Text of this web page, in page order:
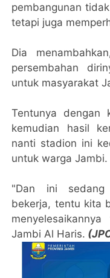
pembangunan
tetapi juga
Dia
persembahan
untuk masyarakat
Tentunya dengan
kemudian hasil
nanti stadion ini
untuk warga Jambi.
"Dan ini sedang
bekerja, tentu kita
Jambi Al Haris.